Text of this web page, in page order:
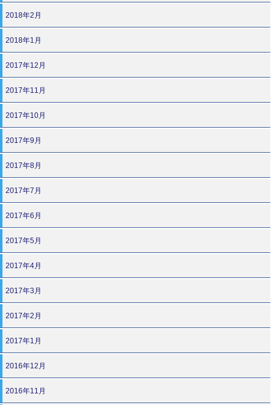
2018年2月
2018年1月
2017年12月
2017年11月
2017年10月
2017年9月
2017年8月
2017年7月
2017年6月
2017年5月
2017年4月
2017年3月
2017年2月
2017年1月
2016年12月
2016年11月